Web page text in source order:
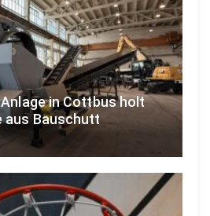
in Cottbus holt
aus Bauschutt